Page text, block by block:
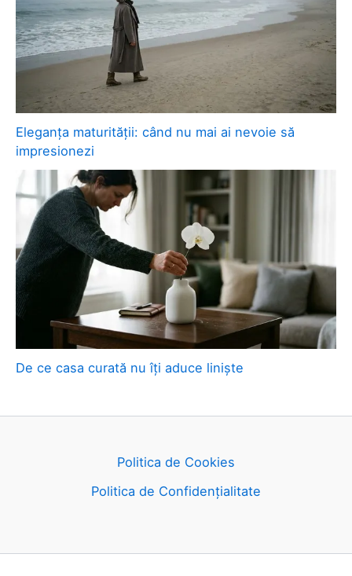
Eleganța maturității: când nu mai ai nevoie să
impresionezi
De ce casa curată nu îți aduce liniște
Politica de Cookies
Politica de Confidențialitate